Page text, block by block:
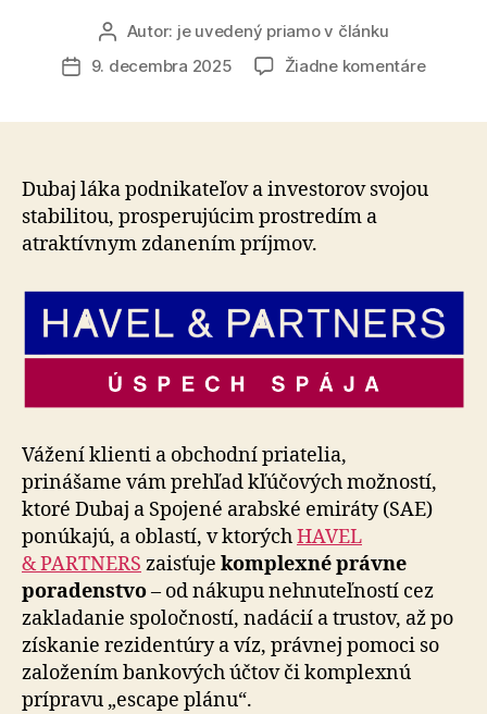
Autor
článku
Autor: je uvedený priamo v článku
Dátum9. decembra 2025 Žiadne komentárena
emiráty
prináša
do
SAE
Dubaj láka podnikateľov a investorov svojou
stabilitou, prosperujúcim prostredím a
atraktívnym zdanením príjmov.
Vážení klienti a obchodní priatelia,
prinášame vám prehľad kľúčových možností,
ktoré Dubaj a Spojené arabské emiráty (SAE)
ponúkajú, a oblastí, v ktorýchHAVEL
& PARTNERS zaisťuje komplexné právne
poradenstvo– od nákupu nehnuteľností cez
zakladanie spoločností, nadácií a trustov, až po
získanie rezidentúry a víz, právnej pomoci so
založením bankových účtov či komplexnú
prípravu „escape plánu“.